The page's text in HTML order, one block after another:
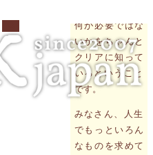
何が必要ではな
いかをちゃんと
クリアに知って
いるということ
です。
みなさん、
人生
でもっといろん
なものを求めて